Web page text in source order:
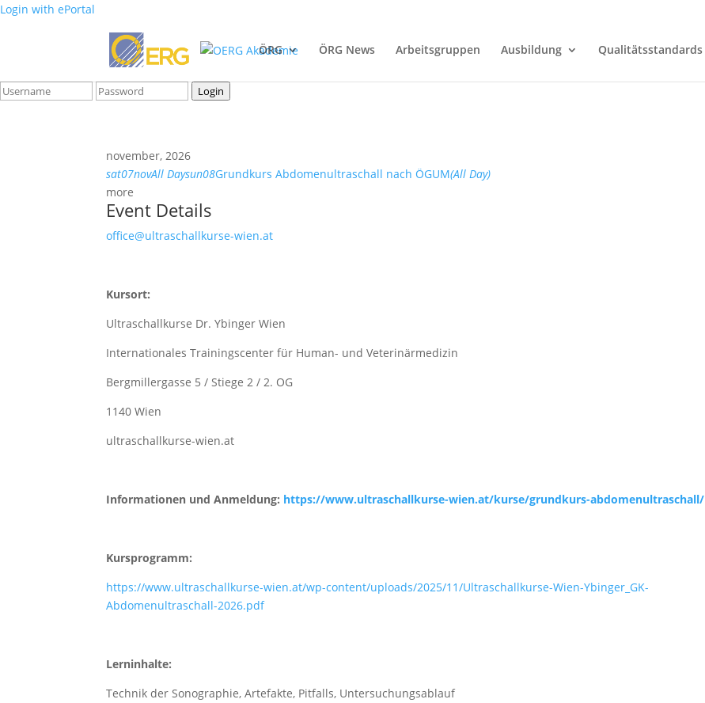
Login
Login with ePortal
ÖRG ÖRG News Arbeitsgruppen Ausbildung Qualitätsstandards
november, 2026
sat07novAll Daysun08Grundkurs Abdomenultraschall nach ÖGUM(All Day)
more
Event Details
office@ultraschallkurse-wien.at
Kursort:
Ultraschallkurse Dr. Ybinger Wien
Internationales Trainingscenter für Human- und Veterinärmedizin
Bergmillergasse 5 / Stiege 2 / 2. OG
1140 Wien
ultraschallkurse-wien.at
Informationen und Anmeldung: https://www.ultraschallkurse-wien.at/kurse/grundkurs-abdomenultraschall/
Kursprogramm:
https://www.ultraschallkurse-wien.at/wp-content/uploads/2025/11/Ultraschallkurse-Wien-Ybinger_GK-
Abdomenultraschall-2026.pdf
Lerninhalte:
Technik der Sonographie, Artefakte, Pitfalls, Untersuchungsablauf